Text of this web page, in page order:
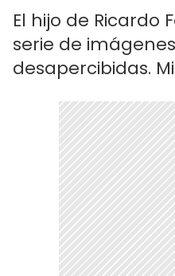
El hijo de Ricardo
serie de
desapercibidas.